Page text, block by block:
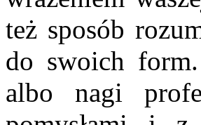
też sposób
do swoich
albo nagi